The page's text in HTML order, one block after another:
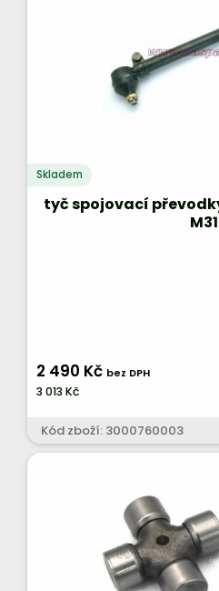
Skladem
tyč spojovací
M31
2 490 Kč bez DPH
3 013 Kč
Kód zboží: 3000760003